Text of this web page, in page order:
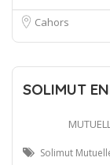
Cahors
SOLIMUT
Solimut